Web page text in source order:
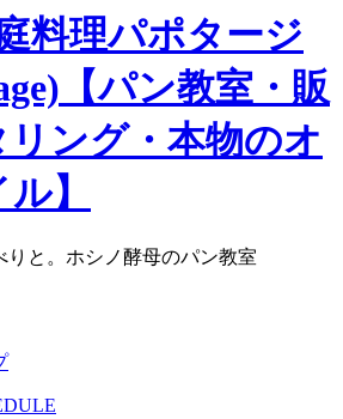
りと。ホシノ酵母のパン教室